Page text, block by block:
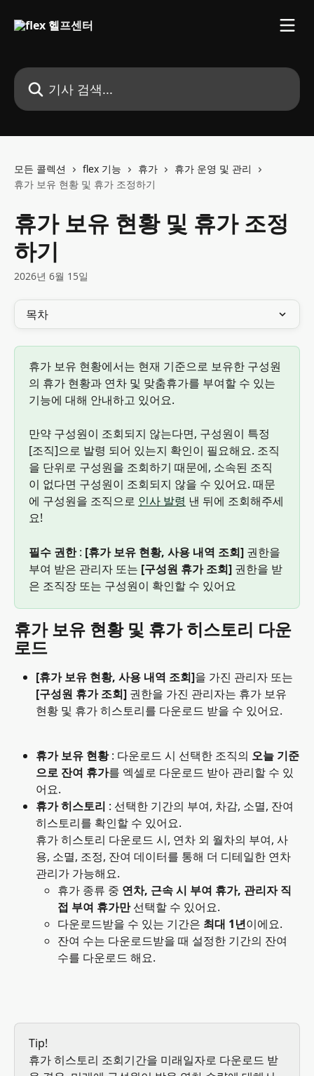
기사 검색...
모든 콜렉션 flex 기능 휴가
휴가 운영 및 관리
휴가 보유 현황 및 휴가 조정하기
휴가 보유 현황 및 휴가 조정
하기
2026년 6월 15일
목차
휴가 보유 현황에서는 현재 기준으로 보유한 구성원
의 휴가 현황과 연차 및 맞춤휴가를 부여할 수 있는
기능에 대해 안내하고 있어요.
만약 구성원이 조회되지 않는다면, 구성원이 특정
[조직]으로 발령 되어 있는지 확인이 필요해요. 조직
을 단위로 구성원을 조회하기 때문에, 소속된 조직
이 없다면 구성원이 조회되지 않을 수 있어요. 때문
에 구성원을 조직으로 인사 발령 낸 뒤에 조회해주세
요!
필수 권한 : [휴가 보유 현황, 사용 내역 조회] 권한을
부여 받은 관리자 또는 [구성원 휴가 조회] 권한을 받
은 조직장 또는 구성원이 확인할 수 있어요
휴가 보유 현황 및 휴가 히스토리 다운
로드
[휴가 보유 현황, 사용 내역 조회]을 가진 관리자 또는
[구성원 휴가 조회] 권한을 가진 관리자는 휴가 보유
현황 및 휴가 히스토리를 다운로드 받을 수 있어요.
휴가 보유 현황 : 다운로드 시 선택한 조직의 오늘 기준
으로 잔여 휴가를 엑셀로 다운로드 받아 관리할 수 있
어요.
휴가 히스토리 : 선택한 기간의 부여, 차감, 소멸, 잔여
히스토리를 확인할 수 있어요.
휴가 히스토리 다운로드 시, 연차 외 월차의 부여, 사
용, 소멸, 조정, 잔여 데이터를 통해 더 디테일한 연차
관리가 가능해요.
휴가 종류 중 연차, 근속 시 부여 휴가, 관리자 직
접 부여 휴가만 선택할 수 있어요.
다운로드받을 수 있는 기간은 최대 1년이에요.
잔여 수는 다운로드받을 때 설정한 기간의 잔여
수를 다운로드 해요.
Tip!
휴가 히스토리 조회기간을 미래일자로 다운로드 받